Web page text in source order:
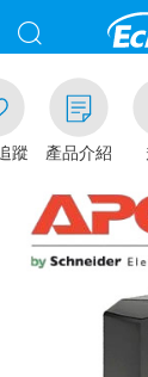
蹤 產品介紹
滿千元門市取